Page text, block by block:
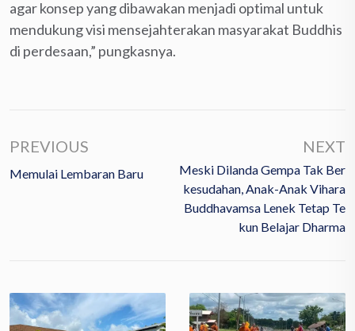
agar konsep yang dibawakan menjadi optimal untuk
mendukung visi mensejahterakan masyarakat Buddhis
di perdesaan,” pungkasnya.
PREVIOUS
Memulai Lembaran Baru
NEXT
Meski Dilanda Gempa Tak Ber
Kesudahan, Anak-Anak Vihara
Buddhavamsa Lenek Tetap Te
Kun Belajar Dharma